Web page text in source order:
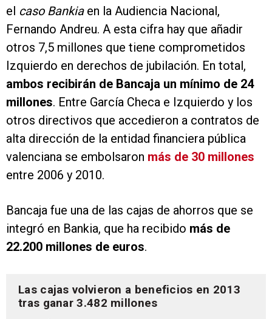
el caso Bankiaen la Audiencia Nacional,
Fernando Andreu. A esta cifra hay que añadir
otros 7,5 millones que tiene comprometidos
Izquierdo en derechos de jubilación. En total,
ambos recibirán de Bancaja un mínimo de 24
millones. Entre García Checa e Izquierdo y los
otros directivos que accedieron a contratos de
alta dirección de la entidad financiera pública
valenciana se embolsaron más de 30 millones
entre 2006 y 2010.
Bancaja fue una de las cajas de ahorros que se
integró en Bankia, que ha recibido más de
22.200 millones de euros.
Las cajas volvieron a beneficios en 2013
tras ganar 3.482 millones